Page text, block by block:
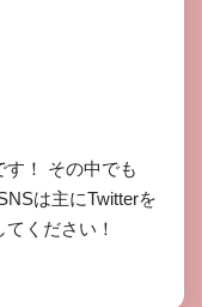
！ その中でも
は主にTwitterを
ください！